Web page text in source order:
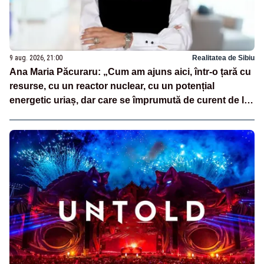
9 aug. 2026, 21:00 Realitatea de Sibiu
Ana Maria Păcuraru: „Cum am ajuns aici, într-o țară cu
resurse, cu un reactor nuclear, cu un potențial
energetic uriaș, dar care se împrumută de curent de la